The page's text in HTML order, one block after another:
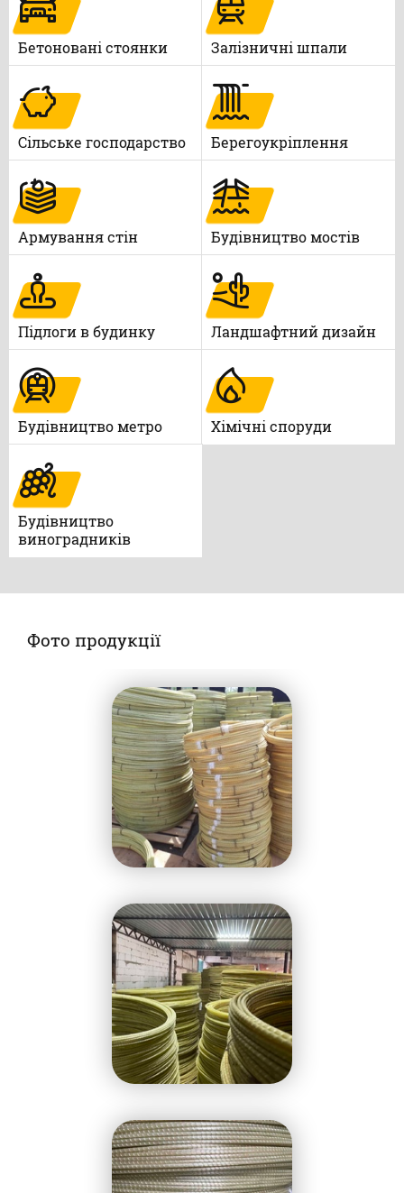
Бетоновані стоянки Залізничні шпали
Сільське господарство Берегоукріплення
Армування стін Будівництво мостів
Підлоги в будинку Ландшафтний дизайн
Будівництво метро Xімічні споруди
Будівництво
виноградників
Фото продукції